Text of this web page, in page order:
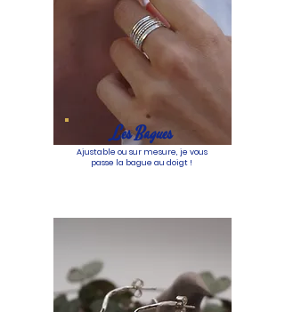
Les Bagues
Ajustable ou sur mesure, je vous
passe la bague au doigt !